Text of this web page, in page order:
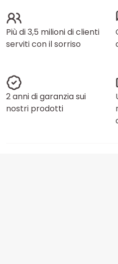
Più di 3,5 milioni di clienti
serviti con il sorriso
2 anni di garanzia sui
nostri prodotti